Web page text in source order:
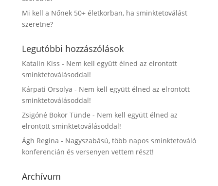
Mi kell a Nőnek 50+ életkorban, ha sminktetoválást
szeretne?
Legutóbbi hozzászólások
Katalin Kiss - Nem kell együtt élned az elrontott
sminktetoválásoddal!
Kárpati Orsolya - Nem kell együtt élned az elrontott
sminktetoválásoddal!
Zsigóné Bokor Tünde - Nem kell együtt élned az
elrontott sminktetoválásoddal!
Ágh Regina - Nagyszabású, több napos sminktetováló
konferencián és versenyen vettem részt!
Archívum